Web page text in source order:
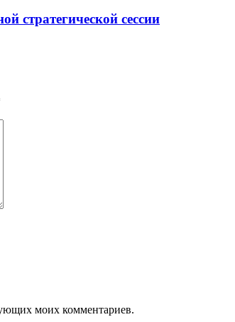
стратегической сессии
моих комментариев.